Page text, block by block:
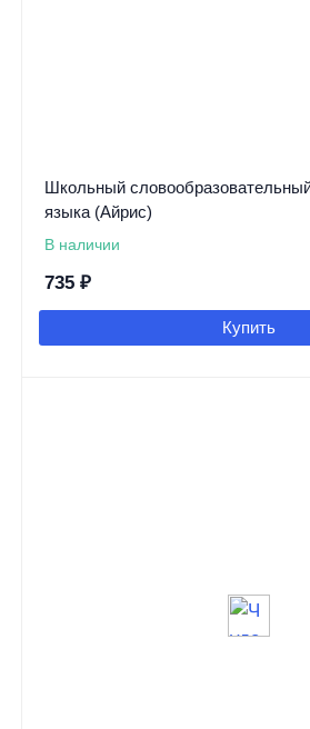
Школьный
языка (Айрис)
В наличии
735 ₽
Купить